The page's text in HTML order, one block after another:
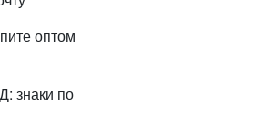
оптом
знаки по